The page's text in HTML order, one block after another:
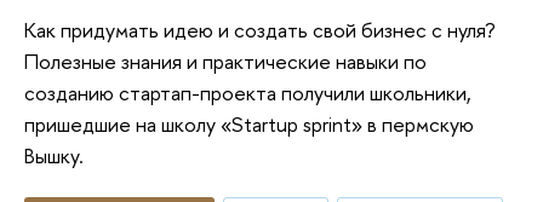
Как придумать идею и создать свой бизнес с нуля?
Полезные знания и практические навыки по
созданию стартап-проекта получили школьники,
пришедшие на школу «Startup sprint» в пермскую
Вышку.